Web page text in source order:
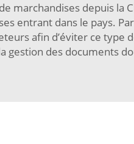
marchandises depuis la
entrant dans le pays.
afin d’éviter ce type
gestion des documents